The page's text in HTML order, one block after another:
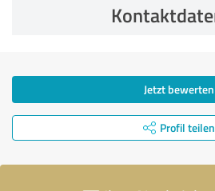
Jetzt bewerten
Profil teilen